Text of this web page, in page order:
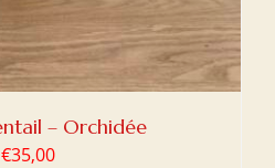
– Orchidée
€35,00